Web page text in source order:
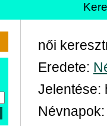
női
Eredete:
Jelentése:
Névnapok: